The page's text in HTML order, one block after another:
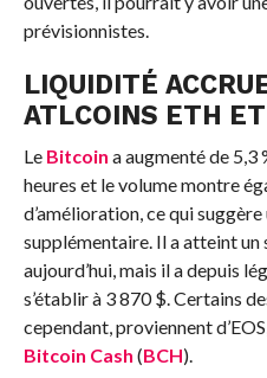
prévisionnistes.
LIQUIDITÉ
ATLCOINS ETH
Le Bitcoin a augmenté de 5,3
heures et le volume montre
d’amélioration, ce qui
supplémentaire. Il a atteint
aujourd’hui, mais il a depuis
s’établir à 3 870 $. Certains
cependant, proviennent
Bitcoin Cash (BCH).